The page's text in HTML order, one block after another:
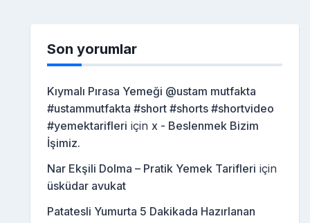
Son yorumlar
Kıymalı Pırasa Yemeği @ustam mutfakta
#ustammutfakta #short #shorts #shortvideo
#yemektarifleri için x - Beslenmek Bizim
İşimiz.
Nar Ekşili Dolma – Pratik Yemek Tarifleri için
üsküdar avukat
Patatesli Yumurta 5 Dakikada Hazırlanan